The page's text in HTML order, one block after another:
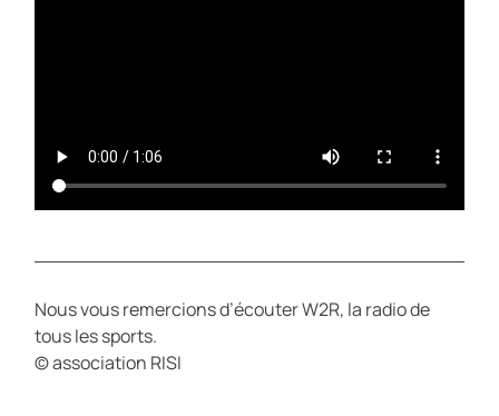
Nous vous remercions d’écouter W2R, la radio de
tous les sports.
© association RISI